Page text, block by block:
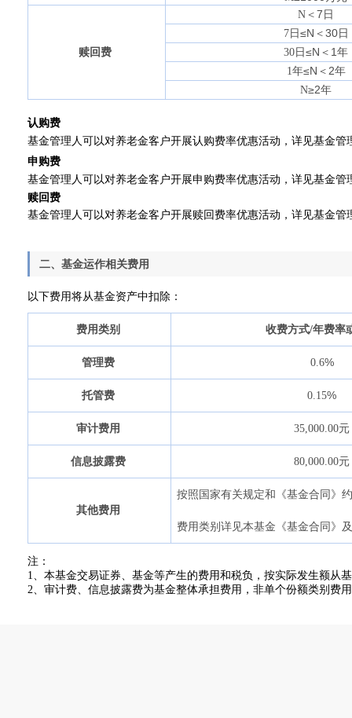
赎回费
N ＜7日
7日≤N ＜30日
30日≤N ＜ 1年
1年≤N ＜ 2年
N≥2年
认购费
基金管理人可以对养老金客户开展认购费率优惠活动，详见基金管
申购费
基金管理人可以对养老金客户开展申购费率优惠活动，详见基金管
赎回费
基金管理人可以对养老金客户开展赎回费率优惠活动，详见基金管
二、基金运作相关费用
以下费用将从基金资产中扣除：
费用类别 收费方式/年费率
管理费 0.6%
托管费 0.15%
审计费用 35,000.00元
信息披露费 80,000.00元
其他费用
按照国家有关规定和《基金合同》
费用类别详见本基金《基金合同》
注：
1、本基金交易证券、基金等产生的费用和税负，按实际发生额从
2、审计费、信息披露费为基金整体承担费用，非单个份额类别费